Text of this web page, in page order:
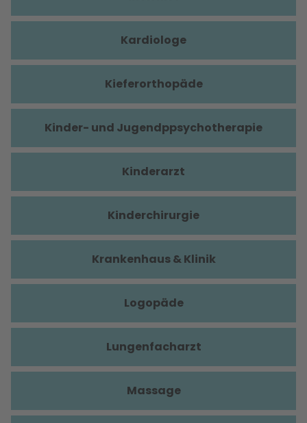
Kardiologe
Kieferorthopäde
Kinder- und Jugendppsychotherapie
Kinderarzt
Kinderchirurgie
Krankenhaus & Klinik
Logopäde
Lungenfacharzt
Massage